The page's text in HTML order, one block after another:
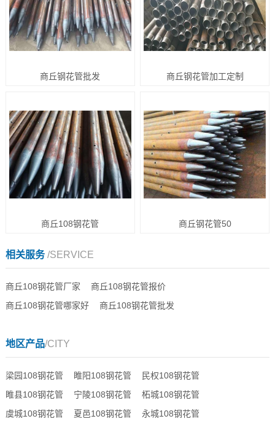
商丘钢花管批发 商丘钢花管加工定制
商丘108钢花管 商丘钢花管50
相关服务/SERVICE
商丘108钢花管厂家
商丘108钢花管报价
商丘108钢花管哪家好
商丘108钢花管批发
地区产品/CITY
梁园108钢花管 睢阳108钢花管
民权108钢花管
睢县108钢花管
宁陵108钢花管
柘城108钢花管
虞城108钢花管
夏邑108钢花管 永城108钢花管